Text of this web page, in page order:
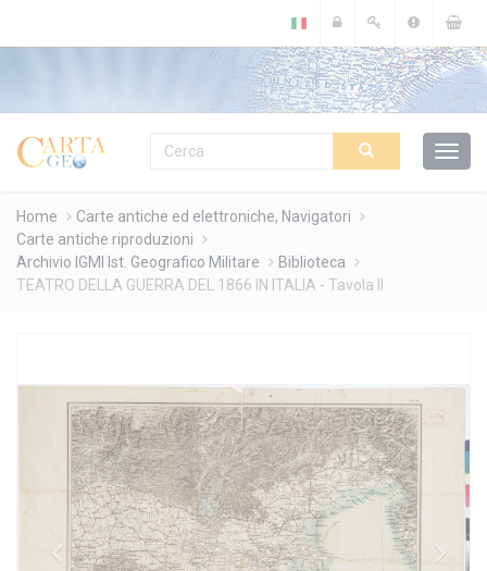
Home
Carte antiche ed elettroniche, Navigatori
Carte antiche riproduzioni
Archivio IGMI Ist. Geografico Militare
Biblioteca
TEATRO DELLA GUERRA DEL 1866 IN ITALIA - Tavola II